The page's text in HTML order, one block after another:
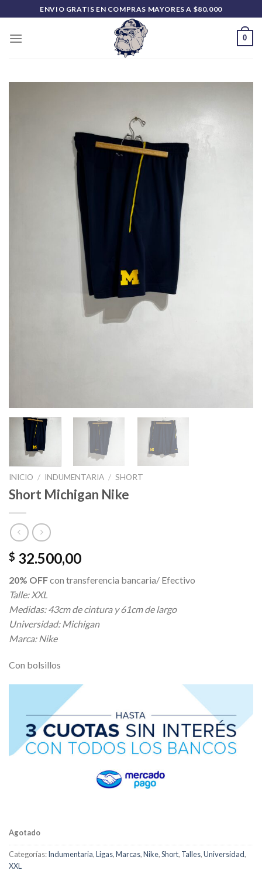
al
contenido
ENVIO GRATIS EN COMPRAS MAYORES A $80.000
0
INICIO / INDUMENTARIA / SHORT
Short Michigan Nike
$ 32.500,00
20% OFFcon transferencia bancaria/ Efectivo
Talle: XXL
Medidas: 43cm de cintura y 61cm de largo
Universidad: Michigan
Marca: Nike
Con bolsillos
Agotado
Categorías:Indumentaria,Ligas,Marcas,Nike,Short, Talles,Universidad,
XXL